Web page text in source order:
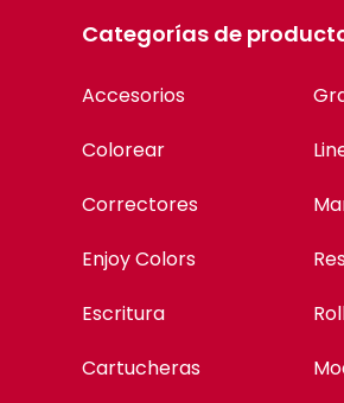
Categorías de
Accesorios
Colorear
Correctores
Enjoy Colors
Escritura
Cartucheras